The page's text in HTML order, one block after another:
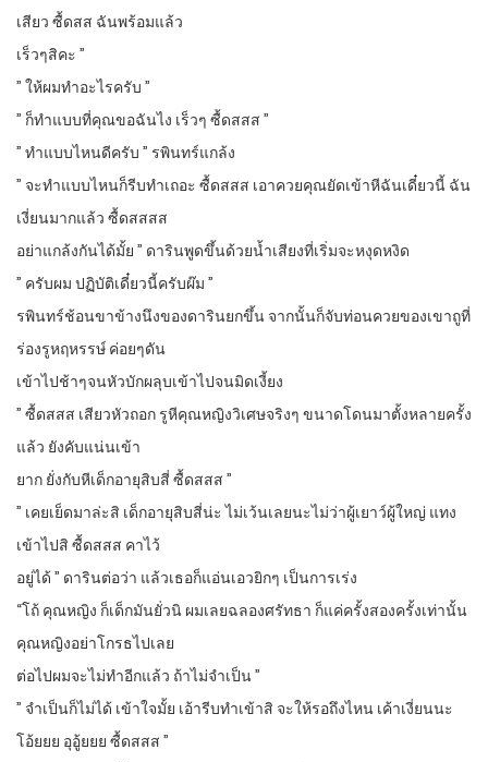
เสียว ซื้ดสส ฉันพร้อมแล้ว
เร็วๆสิคะ ”
” ให้ผมทำอะไรครับ ”
” ก็ทำแบบที่คุณขอฉันไง เร็วๆ ซื้ดสสส ”
” ทำแบบไหนดีครับ ” รพินทร์แกล้ง
” จะทำแบบไหนก็รีบทำเถอะ ซื้ดสสส เอาควยคุณยัดเข้าหีฉันเดี๋ยวนี้ ฉัน
เงี่ยนมากแล้ว ซื้ดสสสส
อย่าแกล้งกันได้มั้ย ” ดารินพูดขึ้นด้วยน้ำเสียงที่เริ่มจะหงุดหงิด
” ครับผม ปฏิบัติเดี๋ยวนี้ครับผ๊ม ”
รพินทร์ช้อนขาข้างนึงของดารินยกขึ้น จากนั้นก็จับท่อนควยของเขาถูที่
ร่องรูหฤหรรษ์ ค่อยๆดัน
เข้าไปช้าๆจนหัวบักผลุบเข้าไปจนมิดเงี้ยง
” ซื้ดสสส เสียวหัวถอก รูหีคุณหญิงวิเศษจริงๆ ขนาดโดนมาตั้งหลายครั้ง
แล้ว ยังคับแน่นเข้า
ยาก ยั่งกับหีเด็กอายุสิบสี่ ซื้ดสสส ”
” เคยเย็ดมาล่ะสิ เด็กอายุสิบสี่น่ะ ไม่เว้นเลยนะไม่ว่าผู้เยาว์ผู้ใหญ่ แทง
เข้าไปสิ ซื้ดสสส คาไว้
อยู่ได้ ” ดารินต่อว่า แล้วเธอก็แอ่นเอวยิกๆ เป็นการเร่ง
“โถ้ คุณหญิง ก็เด็กมันยั่วนิ ผมเลยฉลองศรัทธา ก็แค่ครั้งสองครั้งเท่านั้น
คุณหญิงอย่าโกรธไปเลย
ต่อไปผมจะไม่ทำอีกแล้ว ถ้าไม่จำเป็น ”
” จำเป็นก็ไม่ได้ เข้าใจมั้ย เอ้ารีบทำเข้าสิ จะให้รอถึงไหน เค้าเงี่ยนนะ
โอ้ยยย อุอู้ยยย ซื้ดสสส ”